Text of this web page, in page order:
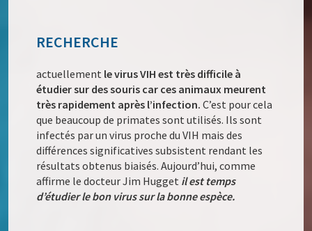
RECHERCHE
actuellement le virus VIH est très difficile à
étudier sur des souris car ces animaux meurent
très rapidement après l’infection. C’est pour cela
que beaucoup de primates sont utilisés. Ils sont
infectés par un virus proche du VIH mais des
différences significatives subsistent rendant les
résultats obtenus biaisés. Aujourd’hui, comme
affirme le docteur Jim Hugget il est temps
d’étudier le bon virus sur la bonne espèce.